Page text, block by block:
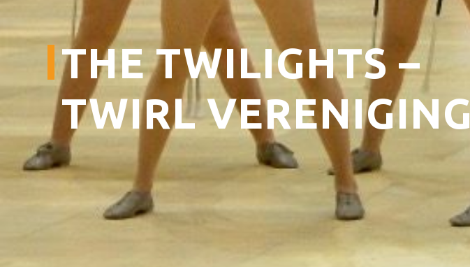
PRAKTISCHE INFO DE BOODSCHAP
Geschiedenis En Organisatie
Contact De Boodschap
Technische Informatie
THE TWILIGHTS –
TWIRL VERENIGING